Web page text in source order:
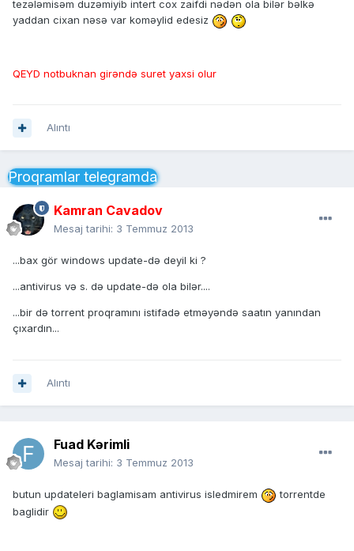
tezələmisəm duzəmiyib intert cox zaifdi nədən ola bilər bəlkə
yaddan cixan nəsə var koməylid edesiz
QEYD notbuknan girəndə suret yaxsi olur
Alıntı
Proqramlar telegramda
Kamran Cavadov
Mesaj tarihi: 3 Temmuz 2013
...bax gör windows update-də deyil ki ?
...antivirus və s. də update-də ola bilər....
...bir də torrent proqramını istifadə etməyəndə saatın yanından
çıxardın...
Alıntı
Fuad Kərimli
Mesaj tarihi: 3 Temmuz 2013
butun updateleri baglamisam antivirus isledmirem
torrentde
baglidir